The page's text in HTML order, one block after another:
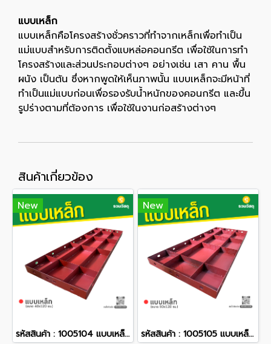
แบบเหล็ก
แบบเหล็กคือโครงสร้างชั่วคราวที่ทำจากเหล็กเพื่อทำเป็น
แม่แบบสำหรับการติดตั้งแบหล่อคอนกรีต เพื่อใช้ในการทำ
โครงสร้างและส่วนประกอบต่างๆ อย่างเช่น เสา คาน พื้น
ผนัง เป็นต้น ซึ่งหากพูดให้เห็นภาพนั้น แบบเหล็กจะมีหน้าที่
ทำเป็นแม่แบบก่อนเพื่อรองรับน้ำหนักของคอนกรีต และขึ้น
รูปร่างตามที่ต้องการ เพื่อใช้ในงานก่อสร้างต่างๆ
สินค้าเกี่ยวข้อง
New
รหัสสินค้า : 1005104 แบบเหล็ก ขนาด 40 x 120 ซม.
New
รหัสสินค้า : 1005105 แบบเหล็ก ขนาด 50 x 120 ซม.